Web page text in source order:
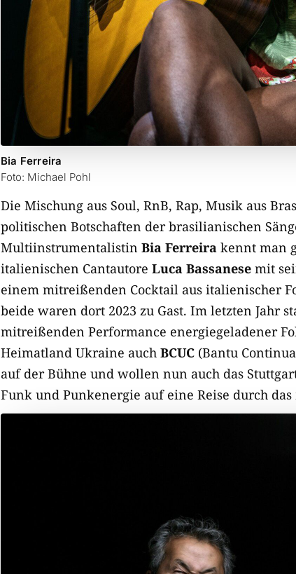
Bia Ferreira
Foto: Michael Pohl
Die Mischung aus Soul, RnB, Rap, Musik aus
politischen Botschaften der brasilianischen
Multiinstrumentalistin Bia Ferreira kennt man
italienischen Cantautore Luca Bassanese mit
einem mitreißenden Cocktail aus italienischer
beide waren dort 2023 zu Gast. Im letzten Jahr
mitreißenden Performance energiegeladener
Heimatland Ukraine auch BCUC (Bantu
auf der Bühne und wollen nun auch das
Funk und Punkenergie auf eine Reise durch